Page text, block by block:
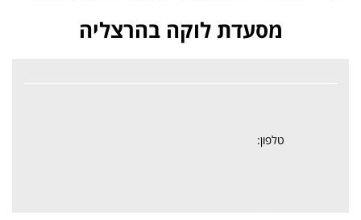
מסעדת לוקה בהרצליה
טלפון: